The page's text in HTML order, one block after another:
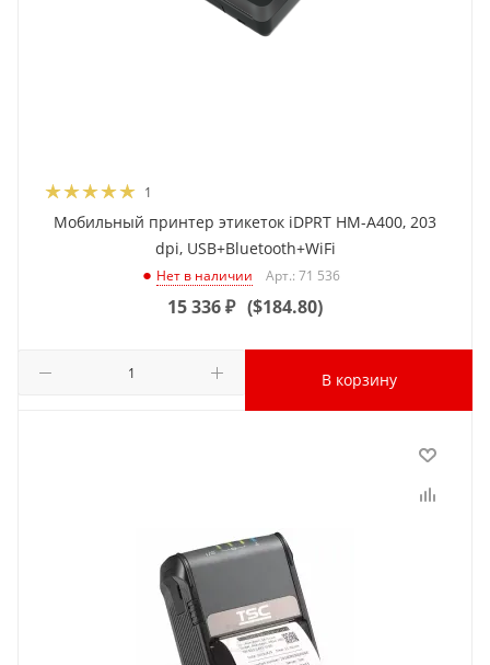
1
Мобильный принтер этикеток iDPRT HM-A400, 203
dpi, USB+Bluetooth+WiFi
Нет в наличии Арт.: 71 536
15 336₽ ($184.80)
В корзину